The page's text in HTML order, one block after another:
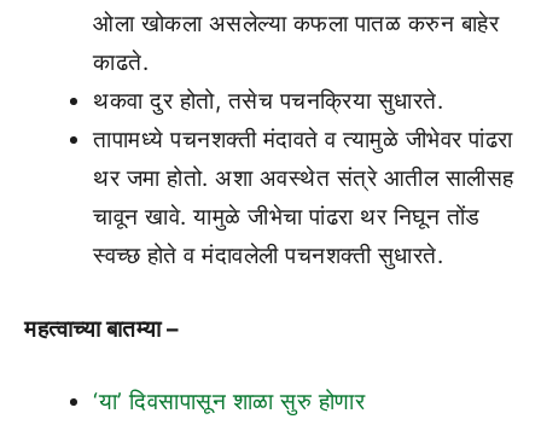
ओला खोकला असलेल्या कफला पातळ करुन बाहेर
काढते.
थकवा दुर होतो, तसेच पचनक्रिया सुधारते.
तापामध्ये पचनशक्ती मंदावते व त्यामुळे जीभेवर पांढरा
थर जमा होतो. अशा अवस्थेत संत्रे आतील सालीसह
चावून खावे. यामुळे जीभेचा पांढरा थर निघून तोंड
स्वच्छ होते व मंदावलेली पचनशक्ती सुधारते.
महत्वाच्या बातम्या –
‘या’ दिवसापासून शाळा सुरु होणार